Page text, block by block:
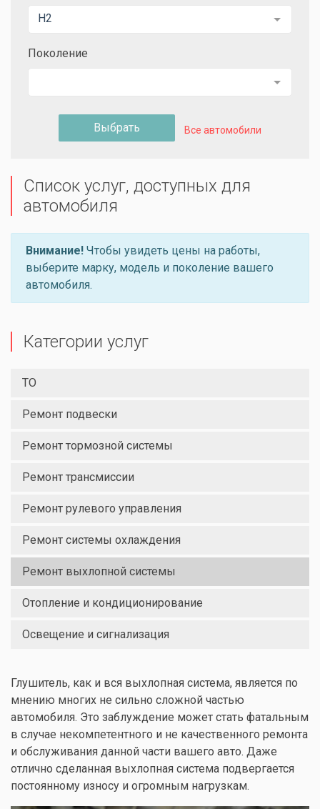
H2
Поколение
Выбрать Все автомобили
Список услуг, доступных для
автомобиля
Внимание! Чтобы увидеть цены на работы,
выберите марку, модель и поколение вашего
автомобиля.
Категории услуг
ТО
Ремонт подвески
Ремонт тормозной системы
Ремонт трансмиссии
Ремонт рулевого управления
Ремонт системы охлаждения
Ремонт выхлопной системы
Отопление и кондиционирование
Освещение и сигнализация
Глушитель, как и вся выхлопная система, является по
мнению многих не сильно сложной частью
автомобиля. Это заблуждение может стать фатальным
в случае некомпетентного и не качественного ремонта
и обслуживания данной части вашего авто. Даже
отлично сделанная выхлопная система подвергается
постоянному износу и огромным нагрузкам.